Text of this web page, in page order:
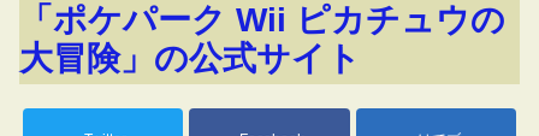
「ポケパーク Wii ピカチュウの
大冒険」の公式サイト